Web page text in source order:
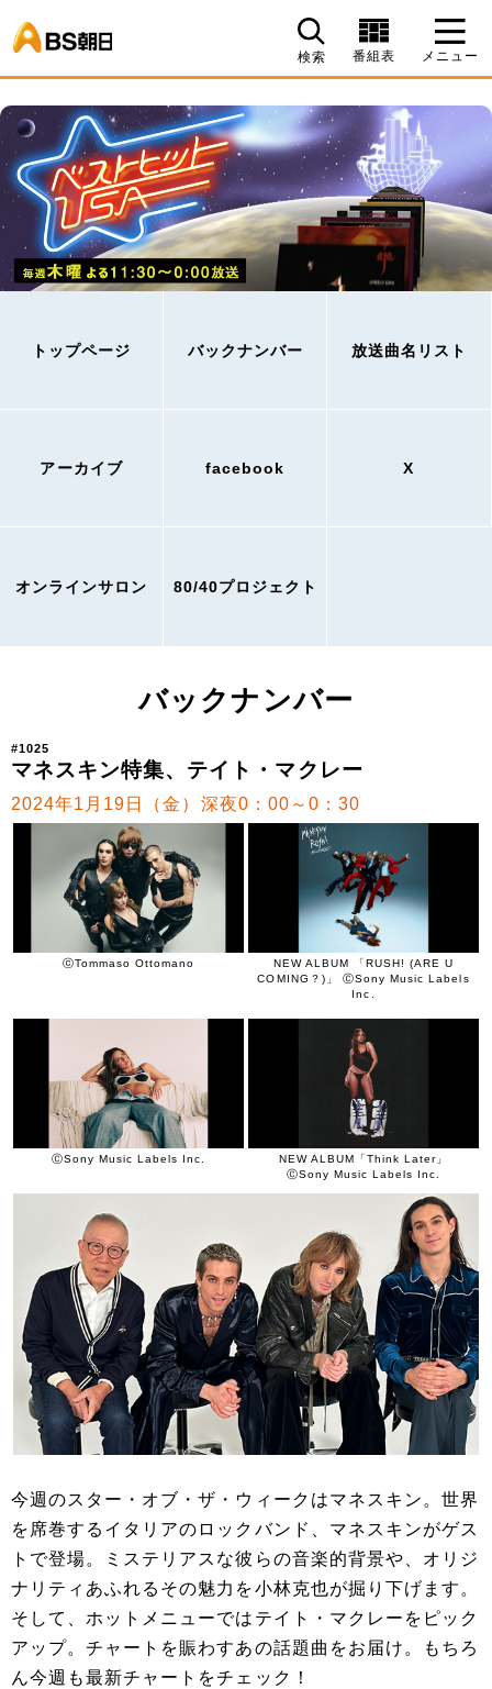
検索 番組表 メニュー
トップページ バックナンバー 放送曲名リスト
アーカイブ facebook X
オンラインサロン 80/40プロジェクト
バックナンバー
#1025
マネスキン特集、テイト・マクレー
2024年1月19日（金）深夜0：00～0：30
ⓒTommaso Ottomano
NEW ALBUM 「RUSH! (ARE U
COMING？)」 ⒸSony Music Labels
Inc.
ⒸSony Music Labels Inc.
NEW ALBUM「Think Later」
ⒸSony Music Labels Inc.
今週のスター・オブ・ザ・ウィークはマネスキン。世界
を席巻するイタリアのロックバンド、マネスキンがゲス
トで登場。ミステリアスな彼らの音楽的背景や、オリジ
ナリティあふれるその魅力を小林克也が掘り下げます。
そして、ホットメニューではテイト・マクレーをピック
アップ。チャートを賑わすあの話題曲をお届け。もちろ
ん今週も最新チャートをチェック！